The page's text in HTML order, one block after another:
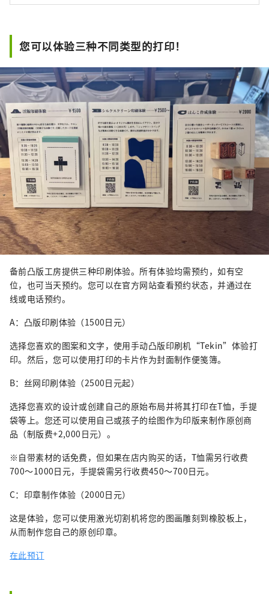
您可以体验三种不同类型的打印！
备前凸版工房提供三种印刷体验。所有体验均需预约，如有空
位，也可当天预约。您可以在官方网站查看预约状态，并通过在
线或电话预约。
A：凸版印刷体验（1500日元）
选择您喜欢的图案和文字，使用手动凸版印刷机“Tekin”体验打
印。然后，您可以使用打印的卡片作为封面制作便笺簿。
B：丝网印刷体验（2500日元起）
选择您喜欢的设计或创建自己的原始布局并将其打印在T恤，手提
袋等上。您还可以使用自己或孩子的绘图作为印版来制作原创商
品（制版费+2,000日元）。
※自带素材的话免费，但如果在店内购买的话，T恤需另行收费
700～1000日元，手提袋需另行收费450～700日元。
C：印章制作体验（2000日元）
这是体验，您可以使用激光切割机将您的图画雕刻到橡胶板上，
从而制作您自己的原创印章。
在此预订